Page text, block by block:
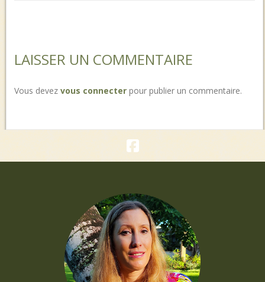
LAISSER UN COMMENTAIRE
Vous devez vous connecterpour publier un commentaire.